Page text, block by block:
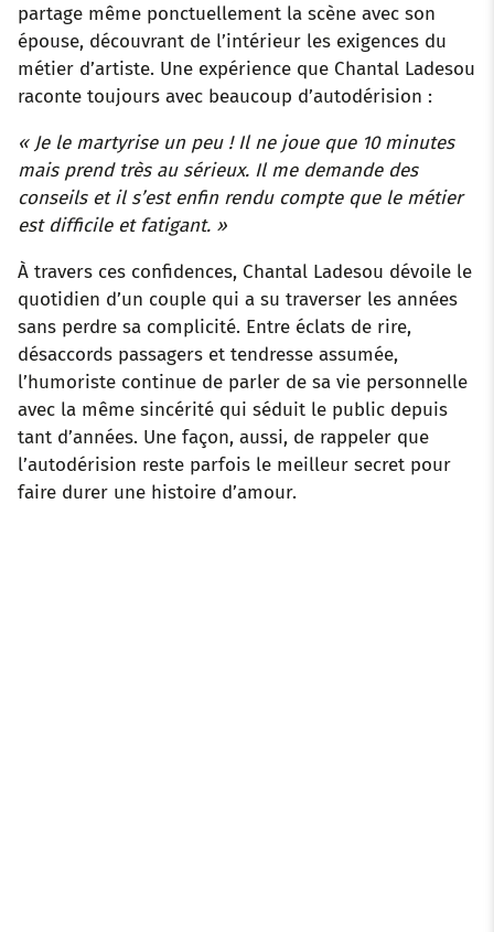
partage même ponctuellement la scène avec son
épouse, découvrant de l’intérieur les exigences du
métier d’artiste. Une expérience que Chantal Ladesou
raconte toujours avec beaucoup d’autodérision :
« Je le martyrise un peu ! Il ne joue que 10 minutes
mais prend très au sérieux. Il me demande des
conseils et il s’est enfin rendu compte que le métier
est difficile et fatigant. »
À travers ces confidences, Chantal Ladesou dévoile le
quotidien d’un couple qui a su traverser les années
sans perdre sa complicité. Entre éclats de rire,
désaccords passagers et tendresse assumée,
l’humoriste continue de parler de sa vie personnelle
avec la même sincérité qui séduit le public depuis
tant d’années. Une façon, aussi, de rappeler que
l’autodérision reste parfois le meilleur secret pour
faire durer une histoire d’amour.